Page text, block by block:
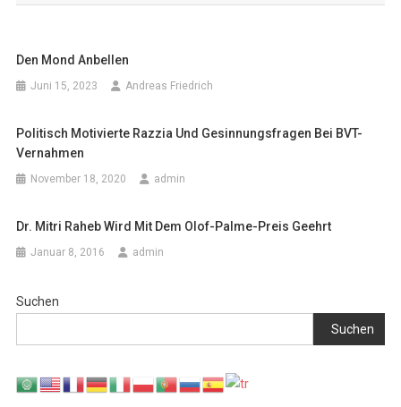
Den Mond Anbellen
Juni 15, 2023 Andreas Friedrich
Politisch Motivierte Razzia Und Gesinnungsfragen Bei BVT-
Vernahmen
November 18, 2020 admin
Dr. Mitri Raheb Wird Mit Dem Olof-Palme-Preis Geehrt
Januar 8, 2016 admin
Suchen
Suchen